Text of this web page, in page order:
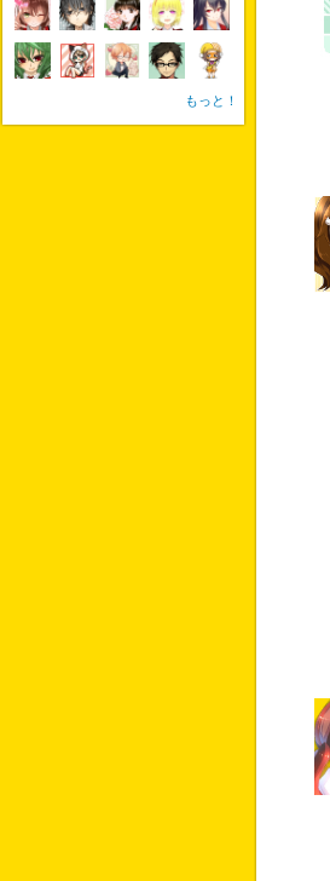
もっと！